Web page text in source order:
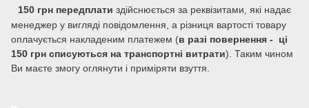
150 грн передплати здійснюється за реквізитами, які надає
менеджер у вигляді повідомлення, а різниця вартості товару
оплачується накладеним платежем (в разі повернення - ці
150 грн списуються на транспортні витрати). Таким чином
Ви маєте змогу оглянути і приміряти взуття.